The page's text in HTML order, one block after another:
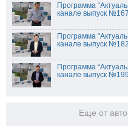
Программа
канале выпуск №167
Программа
канале выпуск №182
Программа
канале выпуск №199
Еще от